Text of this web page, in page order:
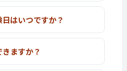
はいつですか？
ますか？